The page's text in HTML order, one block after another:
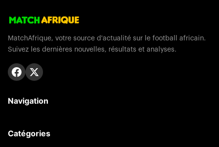
MatchAfrique, votre source d'actualité sur le football africain.
Suivez les dernières nouvelles, résultats et analyses.
Navigation
Catégories